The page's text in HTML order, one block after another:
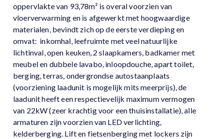
oppervlakte van 93,78m² is overal voorzien van
vloerverwarming en is afgewerkt met hoogwaardige
materialen, bevindt zich op de eerste verdieping en
omvat: inkomhal, leefruimte met veel natuurlijke
lichtinval, open keuken, 2 slaapkamers, badkamer met
meubel en dubbele lavabo, inloopdouche, apart toilet,
berging, terras, ondergrondse autostaanplaats
(voorziening laadunit is mogelijk mits meerprijs), de
laadunit heeft een respectievelijk maximum vermogen
van 22kW (zeer krachtig voor een thuisinstallatie), alle
armaturen zijn voorzien van LED verlichting,
kelderberging. Lift en fietsenberging met lockers zijn